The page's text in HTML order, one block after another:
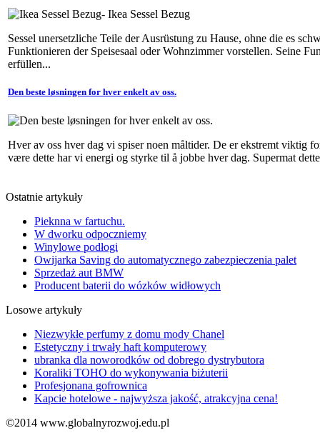
Sessel unersetzliche Teile der Ausrüstung zu Hause, ohne die es
Funktionieren der Speisesaal oder Wohnzimmer vorstellen. Seine
erfüllen...
Den beste løsningen for hver enkelt av oss.
Hver av oss hver dag vi spiser noen måltider. De er ekstremt viktig
være dette har vi energi og styrke til å jobbe hver dag. Supermat
Ostatnie artykuły
Pieknna w fartuchu.
W dworku odpoczniemy
Winylowe podłogi
Owijarka Saving do automatycznego zabezpieczenia palet
Sprzedaż aut BMW
Producent baterii do wózków widłowych
Losowe artykuły
Niezwykłe perfumy z domu mody Chanel
Estetyczny i trwały haft komputerowy
ubranka dla noworodków od dobrego dystrybutora
Koraliki TOHO do wykonywania biżuterii
Profesjonana gofrownica
Kapcie hotelowe - najwyższa jakość, atrakcyjna cena!
©2014 www.globalnyrozwoj.edu.pl